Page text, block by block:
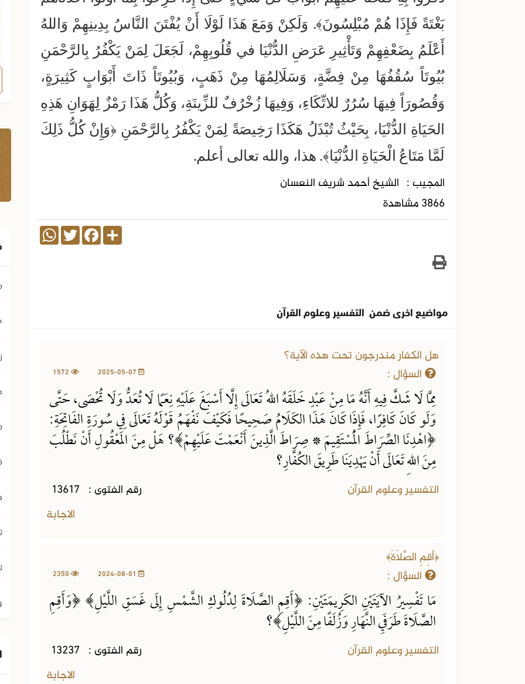
بَغْتَةً فَإِذَا هُمْ مُبْلِسُونَ﴾. وَلَكِنْ وَمَعَ هَذَا لَوْلَا أَنْ يُفْتَنَ النَّاسُ بِدِينِهِمْ وَاللهُ
أَعْلَمُ بِضَعْفِهِمْ وَتَأْثِيرِ عَرَضِ الدُّنْيَا في قُلُوبِهِمْ، لَجَعَلَ لِمَنْ يَكْفُرُ بِالرَّحْمَنِ
بُيُوتَاً سُقُفُهَا مِنْ فِضَّةٍ، وَسَلَالِمُهَا مِنْ ذَهَبٍ، وَبُيُوتَاً ذَاتَ أَبْوَابٍ كَثِيرَةٍ،
وَقُصُورَاً فِيهَا سُرُرٌ للاتِّكَاءِ، وَفِيهَا زُخْرُفٌ للزِّينَةِ، وَكُلُّ هَذَا رَمْزٌ لِهَوَانِ هَذِهِ
الحَيَاةِ الدُّنْيَا، بِحَيْثُ تُبْذَلُ هَكَذَا رَخِيصَةً لِمَنْ يَكْفُرُ بِالرَّحْمَنِ ﴿وَإِنْ كُلُّ ذَلِكَ
لَمَّا مَتَاعُ الْحَيَاةِ الدُّنْيَا﴾. هذا، والله تعالى أعلم.
المجيب : الشيخ أحمد شريف النعسان
3866 مشاهدة
Share
Facebook
Twitter
WhatsApp
مواضيع اخرى ضمن التفسير وعلوم القرآن
هل الكفار مندرجون تحت هذه الآية؟
السؤال :
مِمَّا لَا شَكَّ فِيهِ أَنَّهُ مَا مِنْ عَبْدٍ خَلَقَهُ اللهُ تَعَالَى إِلَّا أَسْبَغَ عَلَيْهِ نِعَمًا لَا تُعَدُّ وَلَا تُحْصَى، حَتَّى
وَلَو كَانَ كَافِرًا، فَإِذَا كَانَ هَذَا الكَلَامُ صَحِيحًا فَكَيْفَ نَفْهَمُ قَوْلَهُ تَعَالَى فِي سُورَةِ الفَاتِحَةِ:
﴿اهْدِنَا الصِّرَاطَ الْمُسْتَقِيمَ * صِرَاطَ الَّذِينَ أَنْعَمْتَ عَلَيْهِمْ﴾؟ هَلْ مِنَ المَعْقُولِ أَنْ نَطْلُبَ
مِنَ اللهِ تَعَالَى أَنْ يَهْدِيَنَا طَرِيقَ الكُفَّارِ؟
التفسير وعلوم القرآن رقم الفتوى : 13617
الاجابة
﴿أَقِمِ الصَّلَاةَ﴾
السؤال :
مَا تَفْسِيرُ الآيَتَيْنِ الكَرِيمَتَيْنِ: ﴿أَقِمِ الصَّلَاةَ لِدُلُوكِ الشَّمْسِ إِلَى غَسَقِ اللَّيْلِ﴾ ﴿وَأَقِمِ
الصَّلَاةَ طَرَفَيِ النَّهَارِ وَزُلَفًا مِنَ اللَّيْلِ﴾؟
التفسير وعلوم القرآن رقم الفتوى : 13237
الاجابة